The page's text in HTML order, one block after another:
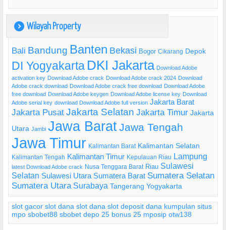
) Wilayah Property
Bali Bandung Banten Bekasi Bogor Cikarang Depok
DI Yogyakarta DKI Jakarta Download Adobe
activation key Download Adobe crack Download Adobe crack 2024 Download
Adobe crack download Download Adobe crack free download Download Adobe
free download Download Adobe keygen Download Adobe license key Download
Adobe serial key download Download Adobe full version Jakarta Barat
Jakarta Pusat Jakarta Selatan Jakarta Timur Jakarta
Utara Jambi Jawa BaratJawa Tengah
Jawa Timur Kalimantan Barat Kalimantan Selatan
Kalimantan Tengah Kalimantan Timur Kepulauan Riau Lampung
latest Download Adobe crack Nusa Tenggara Barat Riau Sulawesi
Selatan Sulawesi Utara Sumatera Barat Sumatera Selatan
Sumatera Utara Surabaya Tangerang Yogyakarta
slot gacor slot dana slot dana slot deposit dana kumpulan situs
mpo sbobet88 sbobet depo 25 bonus 25 mposip otw138